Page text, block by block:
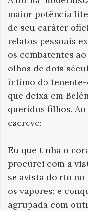
maior potência
de seu caráter
relatos pessoais
os combatentes
olhos de dois
íntimo do
que deixa em
queridos filhos.
escreve:
Eu que tinha o
procurei com a
se avista do rio
os vapores; e
agrupada com